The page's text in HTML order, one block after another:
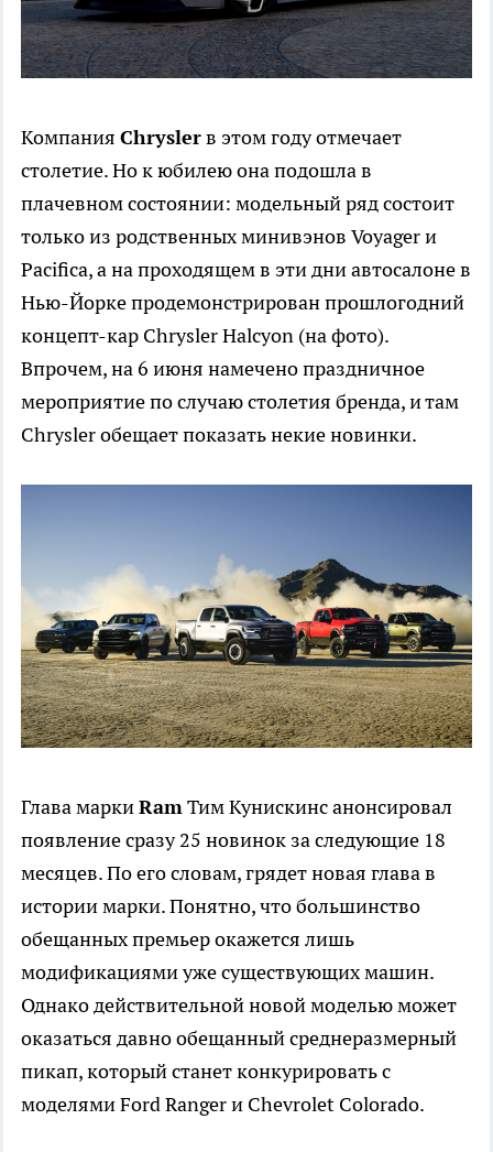
Компания Chryslerв этом году отмечает
столетие. Но к юбилею она подошла в
плачевном состоянии: модельный ряд состоит
только из родственных минивэнов Voyager и
Pacifica, а на проходящем в эти дни автосалоне в
Нью-Йорке продемонстрирован прошлогодний
концепт-кар Chrysler Halcyon (на фото).
Впрочем, на 6 июня намечено праздничное
мероприятие по случаю столетия бренда, и там
Chrysler обещает показать некие новинки.
Глава маркиRamТим Кунискинс анонсировал
появление сразу 25 новинок за следующие 18
месяцев. По его словам, грядет новая глава в
истории марки. Понятно, что большинство
обещанных премьер окажется лишь
модификациями уже существующих машин.
Однако действительной новой моделью может
оказаться давно обещанный среднеразмерный
пикап, который станет конкурировать с
моделями Ford Ranger и Chevrolet Colorado.